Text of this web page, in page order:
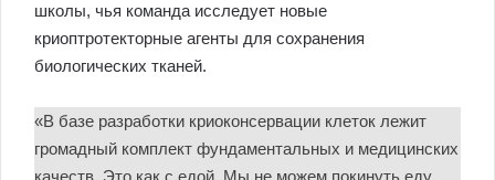
школы, чья команда исследует новые
криоптротекторные агенты для сохранения
биологических тканей.
«В базе разработки криоконсервации клеток лежит
громадный комплект фундаментальных и медицинских
качеств. Это как с едой. Мы не можем покинуть еду